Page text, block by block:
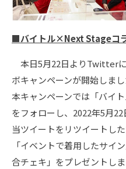
■バイトル×Next Stageコ
本日5月22日よりTwitter
ボキャンペーンが開始しまし
本キャンペーンでは「バイ
をフォローし、2022年5月
当ツイートをリツイートし
「イベントで着用したサイ
合チェキ」をプレゼントし